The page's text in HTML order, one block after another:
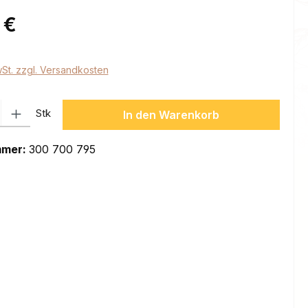
zzgl. Versandkosten
Gib den gewünschten Wert ein oder benutze die Schaltflächen
Stk In den Warenkorb
300 700 795